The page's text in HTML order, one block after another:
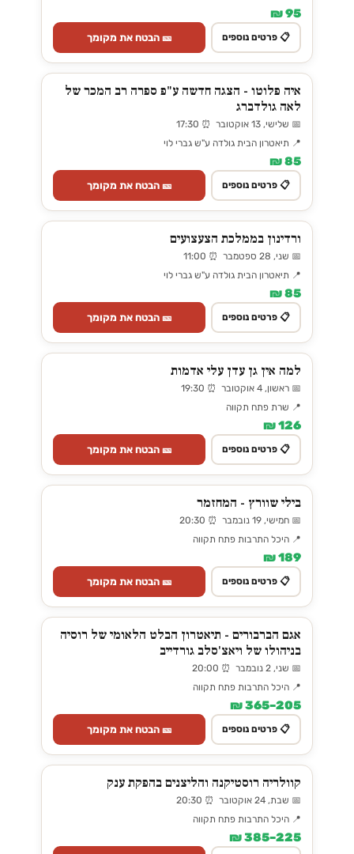
95 ₪
📋 פרטים נוספים 🎫 הבטח את מקומך
איה פלוטו - הצגה חדשה ע"פ ספרה רב המכר של
לאה גולדברג
📅 שלישי, 13 אוקטובר ⏰ 17:30
📍 תיאטרון הבית גולדה ע"ש גברי לוי
85 ₪
📋 פרטים נוספים 🎫 הבטח את מקומך
ורדינון בממלכת הצעצועים
📅 שני, 28 ספטמבר ⏰ 11:00
📍 תיאטרון הבית גולדה ע"ש גברי לוי
85 ₪
📋 פרטים נוספים 🎫 הבטח את מקומך
למה אין גן עדן עלי אדמות
📅 ראשון, 4 אוקטובר ⏰ 19:30
📍 שרת פתח תקווה
126 ₪
📋 פרטים נוספים 🎫 הבטח את מקומך
בילי שוורץ - המחזמר
📅 חמישי, 19 נובמבר ⏰ 20:30
📍 היכל התרבות פתח תקווה
189 ₪
📋 פרטים נוספים 🎫 הבטח את מקומך
אגם הברבורים - תיאטרון הבלט הלאומי של רוסיה
בניהולו של ויאצ'סלב גורדייב
📅 שני, 2 נובמבר ⏰ 20:00
📍 היכל התרבות פתח תקווה
205–365 ₪
📋 פרטים נוספים 🎫 הבטח את מקומך
קוולריה רוסטיקנה והליצנים בהפקת ענק
📅 שבת, 24 אוקטובר ⏰ 20:30
📍 היכל התרבות פתח תקווה
225–385 ₪